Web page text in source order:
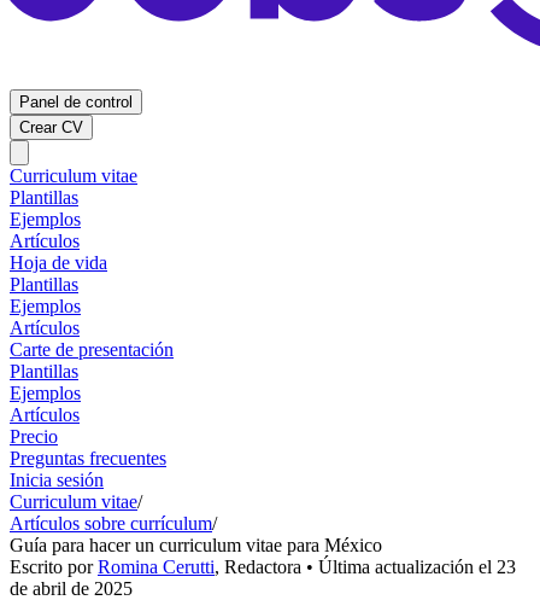
Panel de control
Crear CV
Curriculum vitae
Plantillas
Ejemplos
Artículos
Hoja de vida
Plantillas
Ejemplos
Artículos
Carte de presentación
Plantillas
Ejemplos
Artículos
Precio
Preguntas frecuentes
Inicia sesión
Curriculum vitae/
Artículos sobre currículum/
Guía para hacer un curriculum vitae para México
Escrito porRomina Cerutti, Redactora • Última actualización el 23
de abril de 2025